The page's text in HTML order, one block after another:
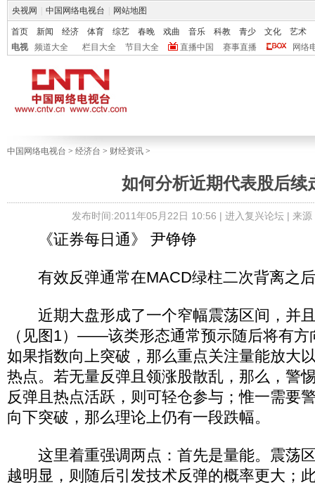
央视网 中国网络电视台 网站地图
首页 新闻 经济 体育 综艺 春晚 戏曲 音乐 科教 青少 文化
艺术
电视
频道大全 栏目大全 节目大全 直播中国 赛事直播 网络
中国网络电视台 > 经济台 > 财经资讯 >
如何分析近期代表股后续
发布时间:2011年05月22日 10:56 | 进入复兴论坛| 来源
《证券每日通》 尹铮铮
有效反弹通常在MACD绿柱二次背离之后
近期大盘形成了一个窄幅震荡区间，并
（见图1）——该类形态通常预示随后将有方
如果指数向上突破，那么重点关注量能放大
热点。若无量反弹且领涨股散乱，那么，警
反弹且热点活跃，则可轻仓参与；惟一需要
向下突破，那么理论上仍有一段跌幅。
这里着重强调两点：首先是量能。震荡
越明显，则随后引发技术反弹的概率更大；